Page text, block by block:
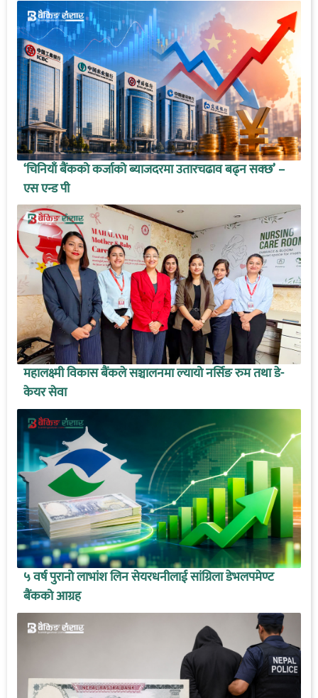
‘चिनियाँ बैंकको कर्जाको ब्याजदरमा उतारचढाव बढ्न सक्छ’ –
एस एन्ड पी
महालक्ष्मी विकास बैंकले सञ्चालनमा ल्यायो नर्सिङ रुम तथा डे-
केयर सेवा
५ वर्ष पुरानो लाभांश लिन सेयरधनीलाई सांग्रिला डेभलपमेण्ट
बैंकको आग्रह